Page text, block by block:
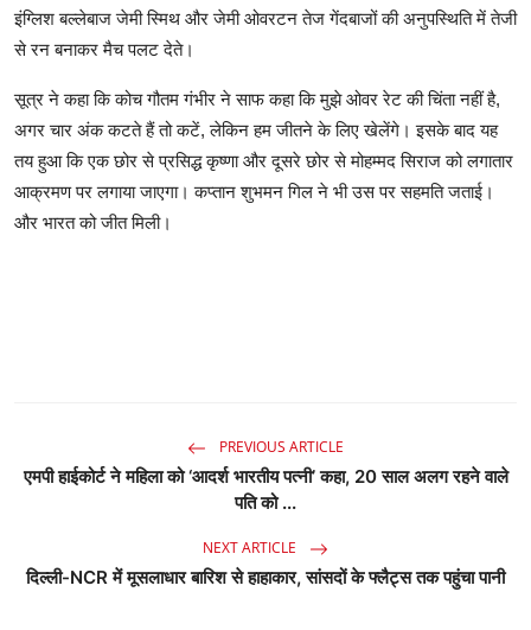
इंग्लिश बल्लेबाज जेमी स्मिथ और जेमी ओवरटन तेज गेंदबाजों की अनुपस्थिति में तेजी
से रन बनाकर मैच पलट देते।
सूत्र ने कहा कि कोच गौतम गंभीर ने साफ कहा कि मुझे ओवर रेट की चिंता नहीं है,
अगर चार अंक कटते हैं तो कटें, लेकिन हम जीतने के लिए खेलेंगे। इसके बाद यह
तय हुआ कि एक छोर से प्रसिद्ध कृष्णा और दूसरे छोर से मोहम्मद सिराज को लगातार
आक्रमण पर लगाया जाएगा। कप्तान शुभमन गिल ने भी उस पर सहमति जताई।
और भारत को जीत मिली।
PREVIOUS ARTICLE
एमपी हाईकोर्ट ने महिला को ‘आदर्श भारतीय पत्नी’ कहा, 20 साल अलग रहने वाले
पति को ...
NEXT ARTICLE
दिल्ली-NCR में मूसलाधार बारिश से हाहाकार, सांसदों के फ्लैट्स तक पहुंचा पानी